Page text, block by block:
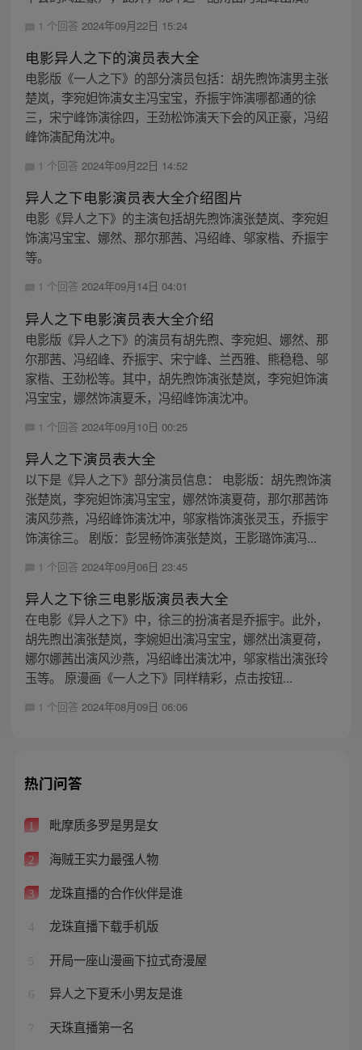
1 个回答 2024年09月22日 15:24
电影异人之下的演员表大全
电影版《一人之下》的部分演员包括：胡先煦饰演男主张
楚岚，李宛妲饰演女主冯宝宝，乔振宇饰演哪都通的徐
三，宋宁峰饰演徐四，王劲松饰演天下会的风正豪，冯绍
峰饰演配角沈冲。
1 个回答 2024年09月22日 14:52
异人之下电影演员表大全介绍图片
电影《异人之下》的主演包括胡先煦饰演张楚岚、李宛妲
饰演冯宝宝、娜然、那尔那茜、冯绍峰、邬家楷、乔振宇
等。
1 个回答 2024年09月14日 04:01
异人之下电影演员表大全介绍
电影版《异人之下》的演员有胡先煦、李宛妲、娜然、那
尔那茜、冯绍峰、乔振宇、宋宁峰、兰西雅、熊稳稳、邬
家楷、王劲松等。其中，胡先煦饰演张楚岚，李宛妲饰演
冯宝宝，娜然饰演夏禾，冯绍峰饰演沈冲。
1 个回答 2024年09月10日 00:25
异人之下演员表大全
以下是《异人之下》部分演员信息： 电影版：胡先煦饰演
张楚岚，李宛妲饰演冯宝宝，娜然饰演夏荷，那尔那茜饰
演风莎燕，冯绍峰饰演沈冲，邬家楷饰演张灵玉，乔振宇
饰演徐三。 剧版：彭昱畅饰演张楚岚，王影璐饰演冯...
1 个回答 2024年09月06日 23:45
异人之下徐三电影版演员表大全
在电影《异人之下》中，徐三的扮演者是乔振宇。此外，
胡先煦出演张楚岚，李婉妲出演冯宝宝，娜然出演夏荷，
娜尔娜茜出演风沙燕，冯绍峰出演沈冲，邬家楷出演张玲
玉等。 原漫画《一人之下》同样精彩，点击按钮...
1 个回答 2024年08月09日 06:06
热门问答
1 毗摩质多罗是男是女
2 海贼王实力最强人物
3 龙珠直播的合作伙伴是谁
4 龙珠直播下载手机版
5 开局一座山漫画下拉式奇漫屋
6 异人之下夏禾小男友是谁
7 天珠直播第一名